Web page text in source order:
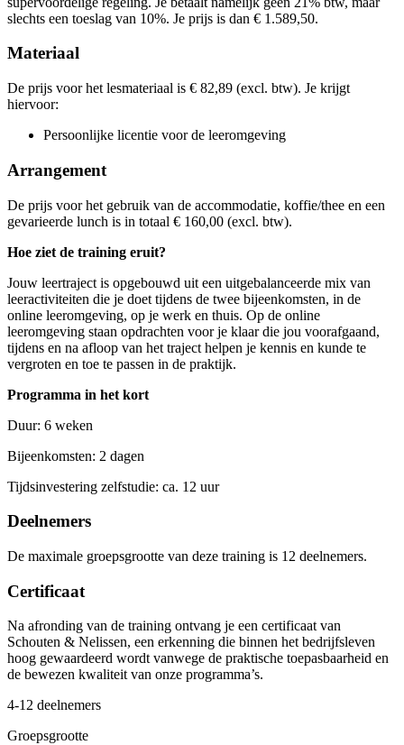
woe03-02-20279:30 - 16:30
din09-03-20279:30 - 16:30
din23-03-20279:30 - 16:30
slechts een toeslag van 10%. Je prijs is dan € 1.589,50.
Materiaal
De prijs voor het lesmateriaal is € 82,89 (excl. btw). Je krijgt
hiervoor:
Persoonlijke licentie voor de leeromgeving
Arrangement
De prijs voor het gebruik van de accommodatie, koffie/thee en een
gevarieerde lunch is in totaal € 160,00 (excl. btw).
Hoe ziet de training eruit?
Jouw leertraject is opgebouwd uit een uitgebalanceerde mix van
leeractiviteiten die je doet tijdens de twee bijeenkomsten, in de
online leeromgeving, op je werk en thuis. Op de online
leeromgeving staan opdrachten voor je klaar die jou voorafgaand,
tijdens en na afloop van het traject helpen je kennis en kunde te
vergroten en toe te passen in de praktijk.
Programma in het kort
Duur: 6 weken
Bijeenkomsten: 2 dagen
Tijdsinvestering zelfstudie: ca. 12 uur
Deelnemers
De maximale groepsgrootte van deze training is 12 deelnemers.
Certificaat
Na afronding van de training ontvang je een certificaat van
Schouten & Nelissen, een erkenning die binnen het bedrijfsleven
hoog gewaardeerd wordt vanwege de praktische toepasbaarheid en
de bewezen kwaliteit van onze programma’s.
4-12 deelnemers
Groepsgrootte